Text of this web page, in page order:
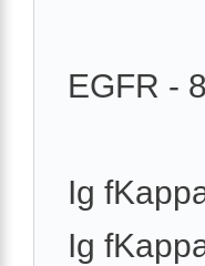
EGFR -
Ig
Ig